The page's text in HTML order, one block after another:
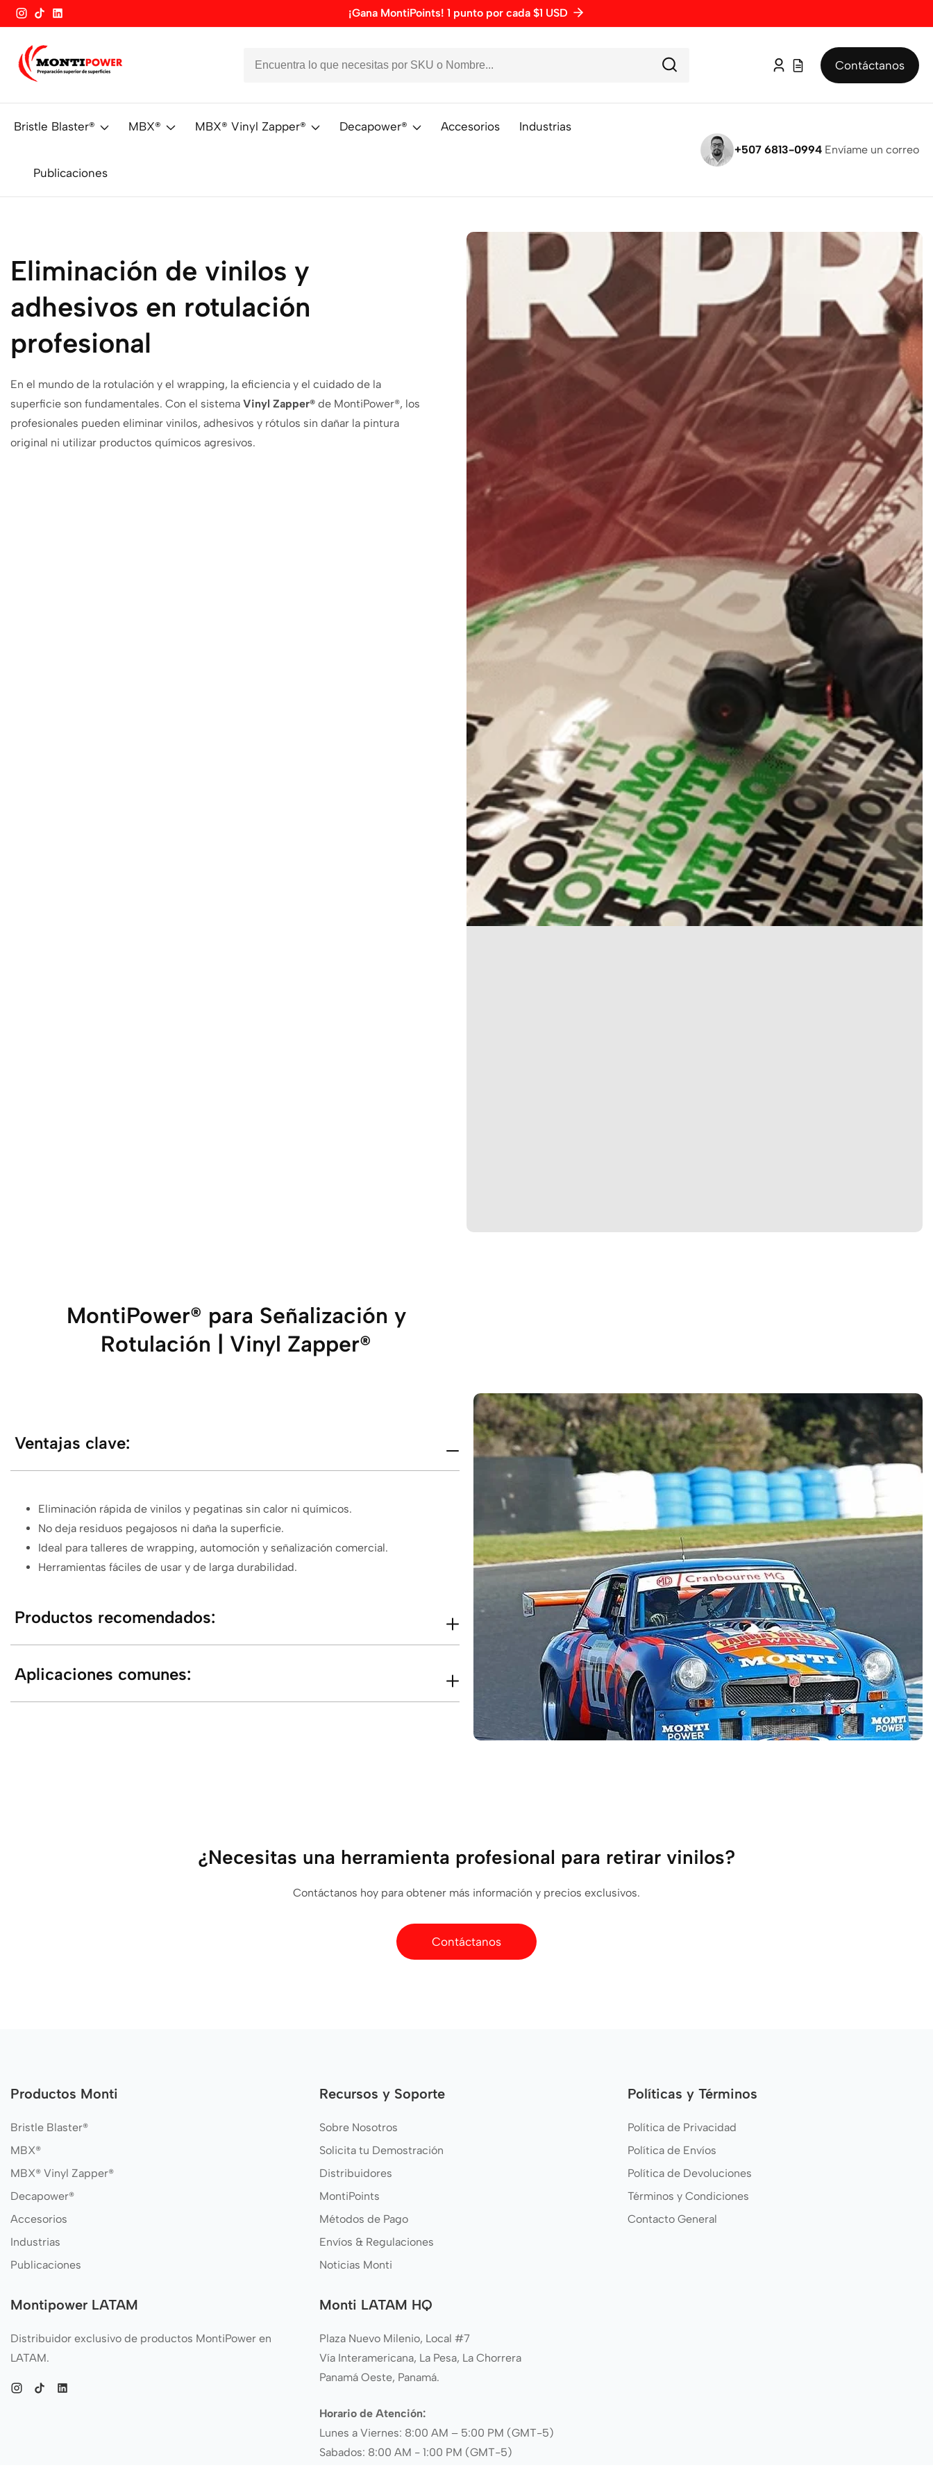
Instagram
TikTokVimeo ¡Gana MontiPoints! 1 punto por cada $1 USD
Iniciar
Contáctanos
Bristle Blaster® MBX® MBX® Vinyl Zapper® Decapower® Accesorios Industrias
Publicaciones
+507 6813-0994 Envíame un correo
Eliminación de vinilos y
adhesivos en rotulación
profesional
En el mundo de la rotulación y el wrapping, la eficiencia y el cuidado de la
superficie son fundamentales. Con el sistema Vinyl Zapper® de MontiPower®, los
profesionales pueden eliminar vinilos, adhesivos y rótulos sin dañar la pintura
original ni utilizar productos químicos agresivos.
MontiPower® para Señalización y
Rotulación | Vinyl Zapper®
Ventajas clave:
Eliminación rápida de vinilos y pegatinas sin calor ni químicos.
No deja residuos pegajosos ni daña la superficie.
Ideal para talleres de wrapping, automoción y señalización comercial.
Herramientas fáciles de usar y de larga durabilidad.
Productos recomendados:
Aplicaciones comunes:
¿Necesitas una herramienta profesional para retirar vinilos?
Contáctanos hoy para obtener más información y precios exclusivos.
Contáctanos
Productos Monti
Bristle Blaster®
MBX®
MBX® Vinyl Zapper®
Decapower®
Accesorios
Industrias
Publicaciones
Recursos y Soporte
Sobre Nosotros
Solicita tu Demostración
Distribuidores
MontiPoints
Métodos de Pago
Envíos & Regulaciones
Noticias Monti
Políticas y Términos
Política de Privacidad
Política de Envíos
Política de Devoluciones
Términos y Condiciones
Contacto General
Montipower LATAM
Distribuidor exclusivo de productos MontiPower en
LATAM.
Instagram
TikTokVimeo
Monti LATAM HQ
Plaza Nuevo Milenio, Local #7
Vía Interamericana, La Pesa, La Chorrera
Panamá Oeste, Panamá.
Horario de Atención:
Lunes a Viernes: 8:00 AM – 5:00 PM (GMT-5)
Sabados: 8:00 AM - 1:00 PM (GMT-5)